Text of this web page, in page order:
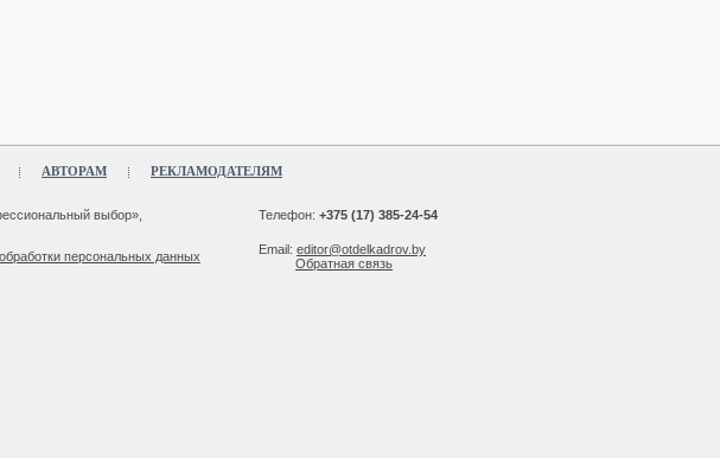
АВТОРАМ РЕКЛАМОДАТЕЛЯМ
выбор»,
персональных данных
Телефон: +375 (17) 385-24-54
Email: editor@otdelkadrov.by
Обратная связь